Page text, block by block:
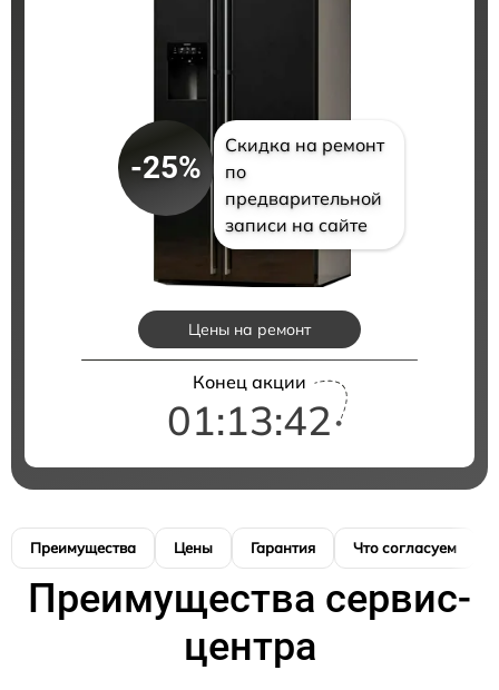
-25%
Скидка на ремонт
по
предварительной
записи на сайте
Цены на ремонт
Конец акции
01:13:41
Преимущества Цены Гарантия Что согласуем
Преимущества сервис-
центра